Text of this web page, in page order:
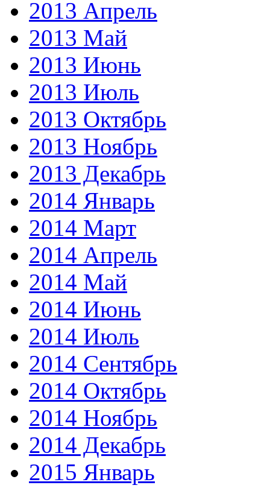
2013 Апрель
2013 Май
2013 Июнь
2013 Июль
2013 Октябрь
2013 Ноябрь
2013 Декабрь
2014 Январь
2014 Март
2014 Апрель
2014 Май
2014 Июнь
2014 Июль
2014 Сентябрь
2014 Октябрь
2014 Ноябрь
2014 Декабрь
2015 Январь